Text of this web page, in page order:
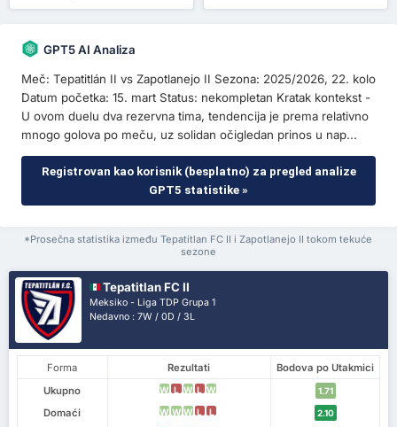
GPT5 AI Analiza
Meč: Tepatitlán II vs Zapotlanejo II Sezona: 2025/2026, 22. kolo
Datum početka: 15. mart Status: nekompletan Kratak kontekst -
U ovom duelu dva rezervna tima, tendencija je prema relativno
mnogo golova po meču, uz solidan očigledan prinos u nap...
Registrovan kao korisnik (besplatno) za pregled analize
GPT5 statistike »
*Prosečna statistika između Tepatitlan FC II i Zapotlanejo II tokom tekuće
sezone
Tepatitlan FC II
Meksiko - Liga TDP Grupa 1
Nedavno : 7W / 0D / 3L
Forma Rezultati
Bodova po Utakmici
Ukupno
W L W L W 1.71
Domaći W W W L L 2.10